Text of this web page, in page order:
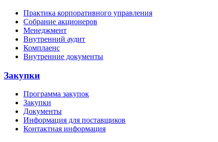
Практика корпоративного управления
Собрание акционеров
Менеджмент
Внутренний аудит
Комплаенс
Внутренние документы
Закупки
Программа закупок
Закупки
Документы
Информация для поставщиков
Контактная информация